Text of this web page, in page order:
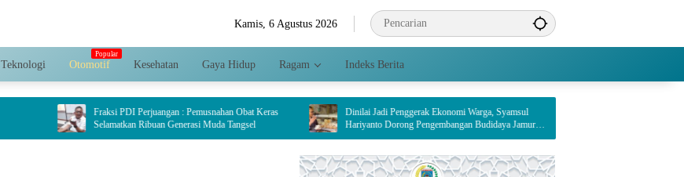
Kamis, 6 Agustus 2026
Teknologi Otomotif Kesehatan Gaya Hidup Ragam Indeks Berita
Fraksi PDI Perjuangan : Pemusnahan Obat Keras
Selamatkan Ribuan Generasi Muda Tangsel
Dinilai Jadi Penggerak Ekonomi Warga, Syamsul
Hariyanto Dorong Pengembangan Budidaya Jamur
Crispy di Serpong
PT Indah Kiat Pulp & Paper Tbk.
Dampingi Enam Wilayah Binaan